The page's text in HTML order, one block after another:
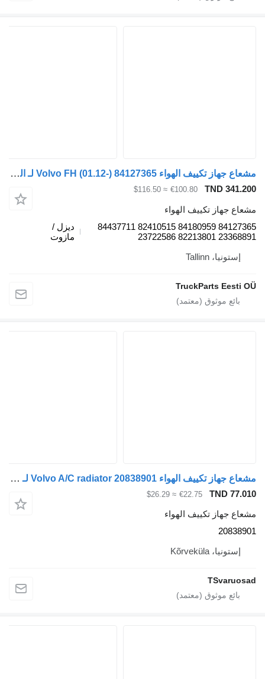
مشعاع جهاز تكييف الهواء Volvo FH (01.12-) 84127365 لـ السيارات القاطرة Volvo FH, FM, FMX-4 series (2013-)
TND
€100.80
≈ $116.50
تكييف الهواء
84127365 84180959 82410515 84437711
ديزل /
TruckParts
مشعاع جهاز تكييف الهواء Volvo A/C radiator 20838901 لـ السيارات القاطرة Volvo FH-440
€22.75
≈ $26.29
تكييف الهواء